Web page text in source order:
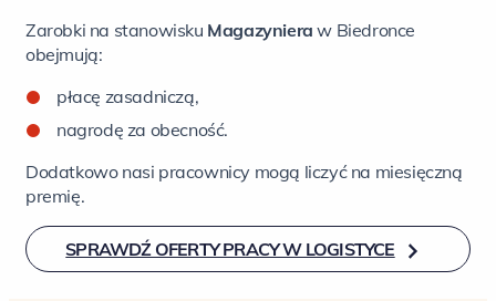
Zarobki na stanowisku Magazyniera w Biedronce
obejmują:
płacę zasadniczą,
nagrodę za obecność.
Dodatkowo nasi pracownicy mogą liczyć na miesięczną
premię.
SPRAWDŹ OFERTY PRACY W LOGISTYCE